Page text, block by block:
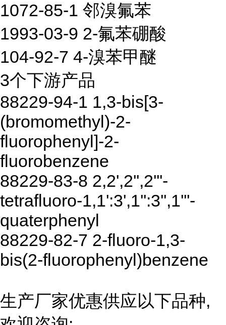
1072-85-1 邻溴氟苯
1993-03-9 2-氟苯硼酸
104-92-7 4-溴苯甲醚
3个下游产品
88229-94-1 1,3-bis[3-
(bromomethyl)-2-
fluorophenyl]-2-
fluorobenzene
88229-83-8 2,2',2'',2'''-
tetrafluoro-1,1':3',1'':3'',1'''-
quaterphenyl
88229-82-7 2-fluoro-1,3-
bis(2-fluorophenyl)benzene
生产厂家优惠供应以下品种,